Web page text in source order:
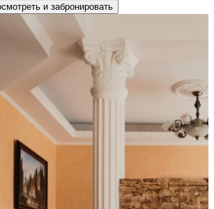
и забронировать